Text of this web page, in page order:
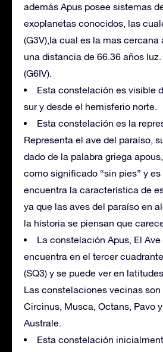
además Apus posee sistemas
exoplanetas conocidos, las
(G3V),la cual es la mas cercana
una distancia de 66.36 años
(G6IV).
Esta constelación es visible
sur y desde el hemisferio norte.
Esta constelación es la
Representa el ave del paraíso,
dado de la palabra griega
como significado “sin pies” y
encuentra la característica de
ya que las aves del paraíso en
la historia se piensan que
La constelación Apus, El
encuentra en el tercer
(SQ3) y se puede ver en
Las constelaciones vecinas son
Circinus, Musca, Octans, Pavo
Australe.
Esta constelación